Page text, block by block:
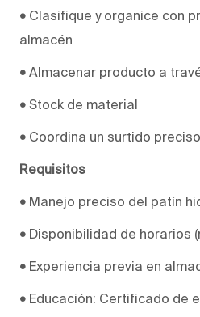
• Clasifique y organice con
almacén
• Almacenar producto a
• Stock de material
• Coordina un surtido
Requisitos
• Manejo preciso del patín
• Disponibilidad de horarios
• Experiencia previa en
• Educación: Certificado de